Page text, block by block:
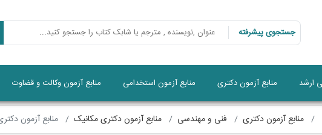
جستجوی پیشرفته
ارشد منابع آزمون دکتری منابع آزمون استخدامی منابع آزمون وکالت و قضاوت
منابع آزمون دکتری فنی و مهندسی منابع آزمون دکتری مکانیک منابع آزمون